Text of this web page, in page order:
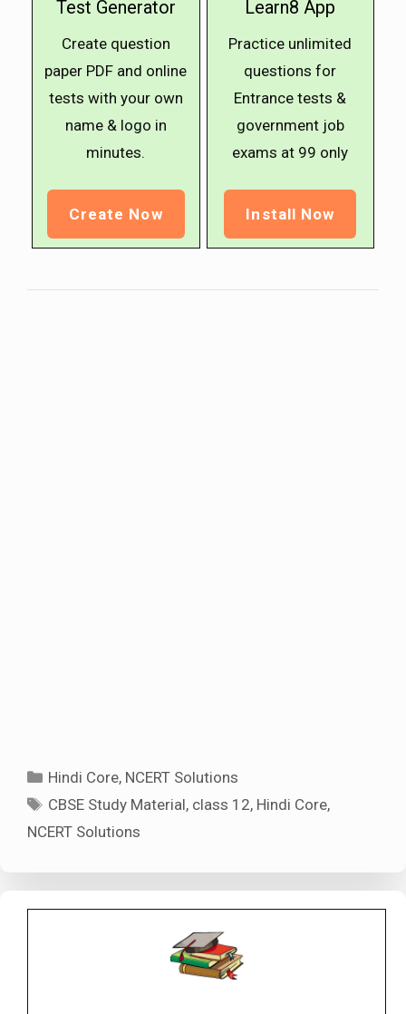
Test Generator
Create question
paper PDF and online
tests with your own
name & logo in
minutes.
Create Now
Learn8 App
Practice unlimited
questions for
Entrance tests &
government job
exams at ₹99 only
Install Now
Categories
Hindi Core, NCERT Solutions
Tags
CBSE Study Material, class 12, Hindi Core,
NCERT Solutions